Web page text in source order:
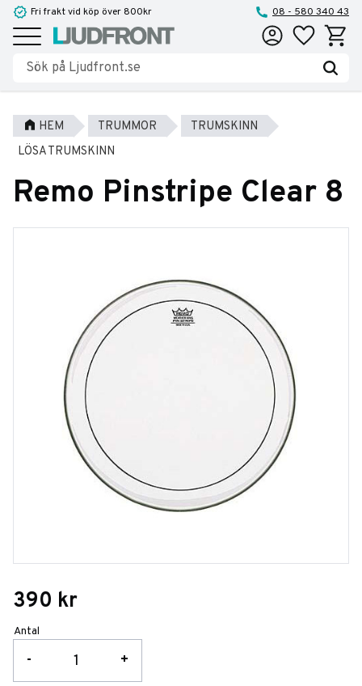
Meny
Fri frakt vid köp över 800kr 08 - 580 340 43
Favoriter
HEM TRUMMOR
TRUMSKINN
LÖSA TRUMSKINN
Remo Pinstripe Clear 8
390 kr
Antal
+
-